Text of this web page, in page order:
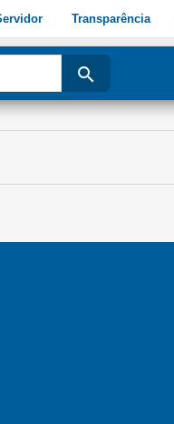
Transparência
search